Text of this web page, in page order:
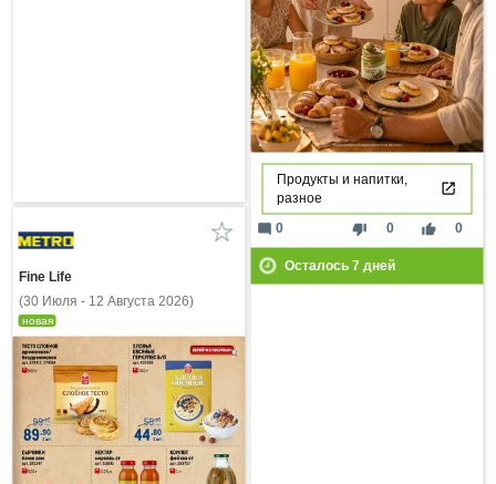
Продукты и напитки,
разное
thumb_down 0 thumb_up 0
mode_comment 0
Осталось 7дней
Fine Life
(30 Июля - 12 Августа 2026)
новая